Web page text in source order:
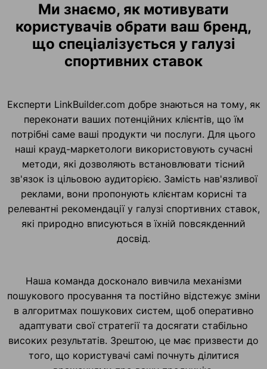
Ми знаємо, як мотивувати
користувачів обрати ваш бренд,
що спеціалізується у галузі
спортивних ставок
Експерти LinkBuilder.com добре знаються на тому, як
переконати ваших потенційних клієнтів, що їм
потрібні саме ваші продукти чи послуги. Для цього
наші крауд-маркетологи використовують сучасні
методи, які дозволяють встановлювати тісний
зв'язок із цільовою аудиторією. Замість нав'язливої
реклами, вони пропонують клієнтам корисні та
релевантні рекомендації у галузі спортивних ставок,
які природно вписуються в їхній повсякденний
досвід.
Наша команда досконало вивчила механізми
пошукового просування та постійно відстежує зміни
в алгоритмах пошукових систем, щоб оперативно
адаптувати свої стратегії та досягати стабільно
високих результатів. Зрештою, це має призвести до
того, що користувачі самі почнуть ділитися